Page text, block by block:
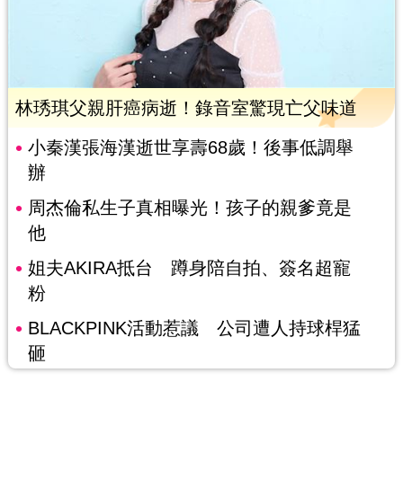
林琇琪父親肝癌病逝！錄音室驚現亡父味道
小秦漢張海漢逝世享壽68歲！後事低調舉
辦
周杰倫私生子真相曝光！孩子的親爹竟是
他
姐夫AKIRA抵台 蹲身陪自拍、簽名超寵
粉
BLACKPINK活動惹議 公司遭人持球桿猛
砸